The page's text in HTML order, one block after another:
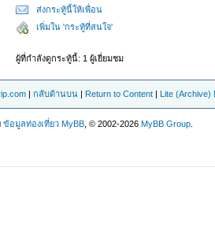
ส่งกระทู้นี้ให้เพื่อน
เพิ่มใน 'กระทู้ที่สนใจ'
ผู้ที่กำลังดูกระทู้นี้: 1 ผู้เยี่ยมชม
|กลับด้านบน | Return to Content | Lite (Archive)
ข้อมูลท่องเที่ยว MyBB , © 2002-2026MyBB Group